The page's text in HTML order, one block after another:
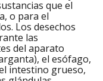
que el
o para el
Los desechos
las
del aparato
el esófago,
intestino grueso,